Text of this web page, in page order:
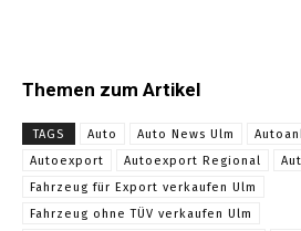
Themen zum Artikel
TAGS Auto Auto News Ulm
Autoexport
Autoexport Regional
Fahrzeug für Export verkaufen Ulm
Fahrzeug ohne TÜV verkaufen Ulm